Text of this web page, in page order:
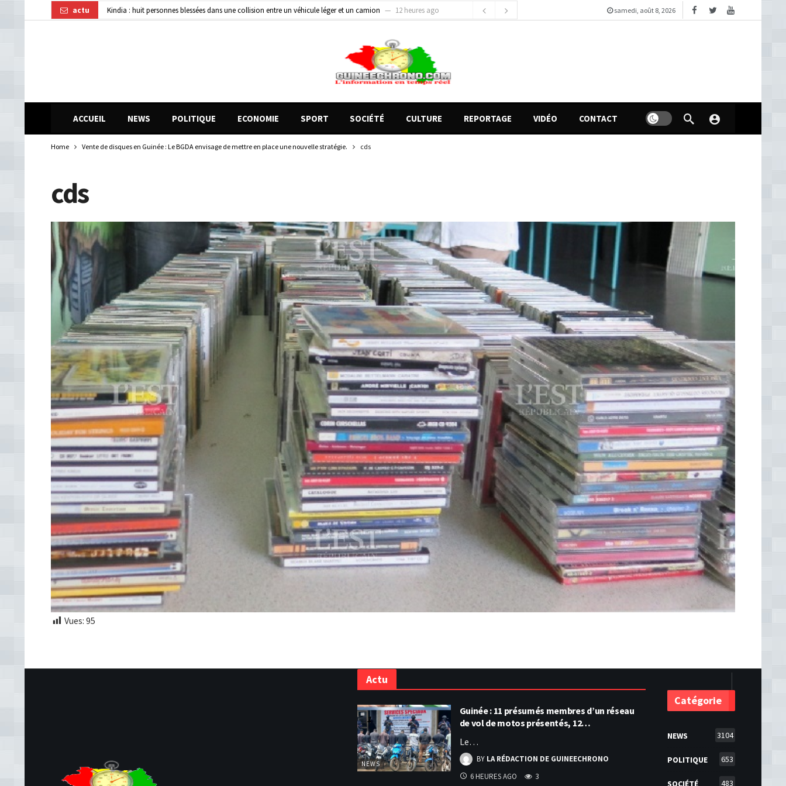
actu Kindia : huit personnes blessées dans une collision entre un véhicule léger et un camion
12 heures ago
Guinée : 11 présumés membres d’un réseau de vol de motos présentés, 12 engins saisis par les Services spéciaux
samedi, août 8, 2026
ACCUEIL NEWS POLITIQUE ECONOMIE SPORT SOCIÉTÉ CULTURE REPORTAGE VIDÉO CONTACT
Home Vente de disques en Guinée : Le BGDA envisage de mettre en place une nouvelle stratégie. cds
cds
Vues: 95
Actu
NEWS
Guinée : 11 présumés membres d’un réseau
de vol de motos présentés, 12…
Le…
BY LA RÉDACTION DE GUINEECHRONO
6 HEURES AGO
3
Catégorie
NEWS 3104
POLITIQUE 653
SOCIÉTÉ 483